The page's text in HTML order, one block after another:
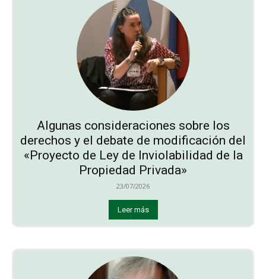
Algunas consideraciones sobre los
derechos y el debate de modificación del
«Proyecto de Ley de Inviolabilidad de la
Propiedad Privada»
23/07/2026
Leer más